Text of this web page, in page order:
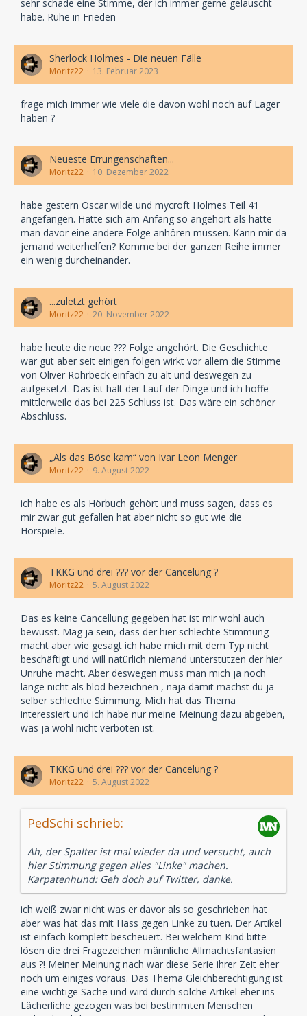
sehr schade eine Stimme, der ich immer gerne gelauscht
habe. Ruhe in Frieden
Sherlock Holmes - Die neuen Fälle
Moritz22 13. Februar 2023
frage mich immer wie viele die davon wohl noch auf Lager
haben ?
Neueste Errungenschaften...
Moritz22 10. Dezember 2022
habe gestern Oscar wilde und mycroft Holmes Teil 41
angefangen. Hatte sich am Anfang so angehört als hätte
man davor eine andere Folge anhören müssen. Kann mir da
jemand weiterhelfen? Komme bei der ganzen Reihe immer
ein wenig durcheinander.
...zuletzt gehört
Moritz22 20. November 2022
habe heute die neue ??? Folge angehört. Die Geschichte
war gut aber seit einigen folgen wirkt vor allem die Stimme
von Oliver Rohrbeck einfach zu alt und deswegen zu
aufgesetzt. Das ist halt der Lauf der Dinge und ich hoffe
mittlerweile das bei 225 Schluss ist. Das wäre ein schöner
Abschluss.
„Als das Böse kam“ von Ivar Leon Menger
Moritz22 9. August 2022
ich habe es als Hörbuch gehört und muss sagen, dass es
mir zwar gut gefallen hat aber nicht so gut wie die
Hörspiele.
TKKG und drei ??? vor der Cancelung ?
Moritz22 5. August 2022
Das es keine Cancellung gegeben hat ist mir wohl auch
bewusst. Mag ja sein, dass der hier schlechte Stimmung
macht aber wie gesagt ich habe mich mit dem Typ nicht
beschäftigt und will natürlich niemand unterstützen der hier
Unruhe macht. Aber deswegen muss man mich ja noch
lange nicht als blöd bezeichnen , naja damit machst du ja
selber schlechte Stimmung. Mich hat das Thema
interessiert und ich habe nur meine Meinung dazu abgeben,
was ja wohl nicht verboten ist.
TKKG und drei ??? vor der Cancelung ?
Moritz22 5. August 2022
PedSchi schrieb:
Ah, der Spalter ist mal wieder da und versucht, auch
hier Stimmung gegen alles "Linke" machen.
Karpatenhund: Geh doch auf Twitter, danke.
ich weiß zwar nicht was er davor als so geschrieben hat
aber was hat das mit Hass gegen Linke zu tuen. Der Artikel
ist einfach komplett bescheuert. Bei welchem Kind bitte
lösen die drei Fragezeichen männliche Allmachtsfantasien
aus ?! Meiner Meinung nach war diese Serie ihrer Zeit eher
noch um einiges voraus. Das Thema Gleichberechtigung ist
eine wichtige Sache und wird durch solche Artikel eher ins
Lächerliche gezogen was bei bestimmten Menschen